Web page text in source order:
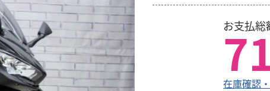
お支払総
在庫確認